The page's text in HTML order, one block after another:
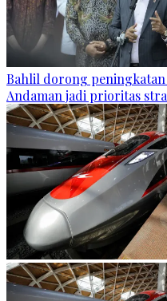
Bahlil dorong peningkatan
Andaman jadi prioritas